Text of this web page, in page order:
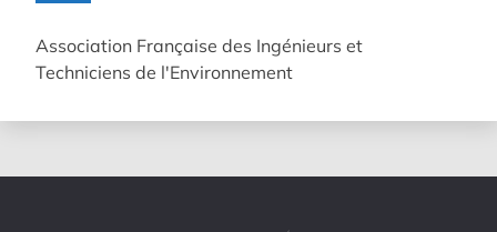
Association Française des Ingénieurs et
Techniciens de l'Environnement